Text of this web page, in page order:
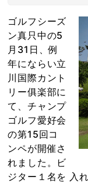
ゴルフシーズ
ン真只中の5
月31日、例
年にならい立
川国際カント
リー俱楽部に
て、チャンプ
ゴルフ愛好会
の第15回コ
ンペが開催さ
れました。ビ
ジター１名を 入